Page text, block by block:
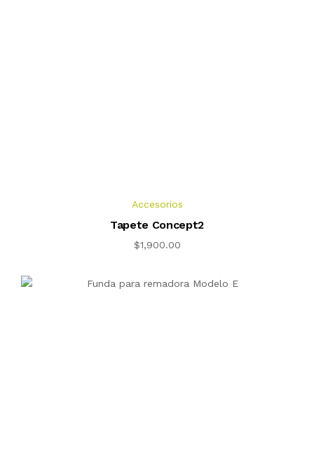
Accesorios
Tapete Concept2
$1,900.00